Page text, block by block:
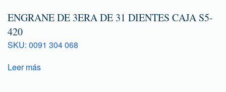
ENGRANE DE 3ERA DE 31 DIENTES CAJA S5-
420
SKU: 0091 304 068
Leer más